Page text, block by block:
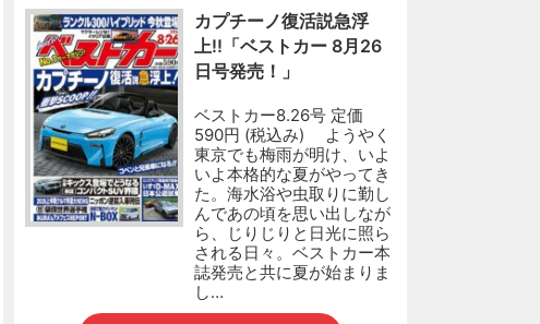
カプチーノ復活説急浮
上!!「ベストカー 8月26
日号発売！」
ベストカー8.26号 定価
590円 (税込み) ようやく
東京でも梅雨が明け、いよ
いよ本格的な夏がやってき
た。海水浴や虫取りに勤し
んであの頃を思い出しなが
ら、じりじりと日光に照ら
される日々。ベストカー本
誌発売と共に夏が始まりま
し…